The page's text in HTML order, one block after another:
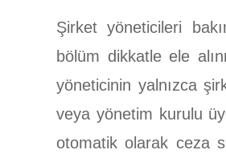
Şirket yöneticileri
bölüm dikkatle ele
yöneticinin yalnızca
veya yönetim kurulu
otomatik olarak ceza